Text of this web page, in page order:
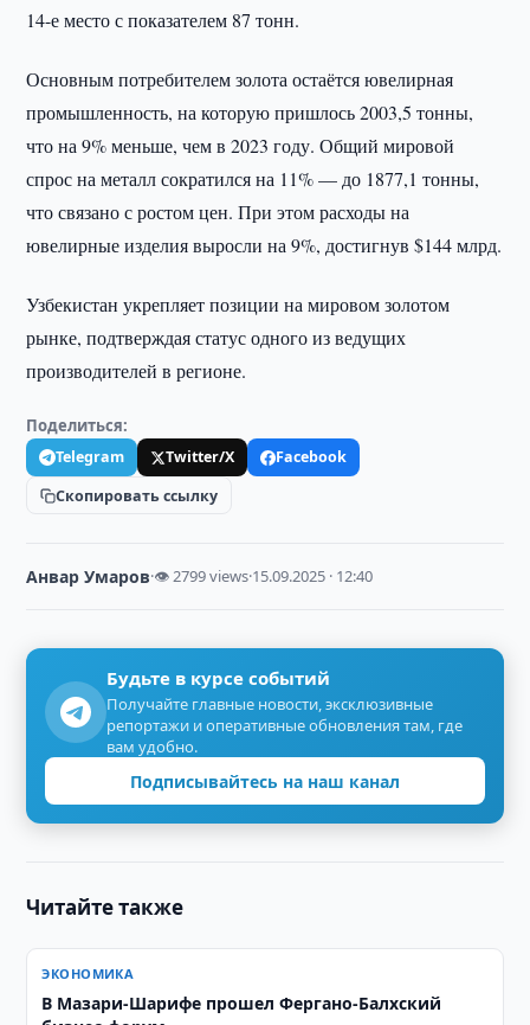
14-е место с показателем 87 тонн.
Основным потребителем золота остаётся ювелирная
промышленность, на которую пришлось 2003,5 тонны,
что на 9% меньше, чем в 2023 году. Общий мировой
спрос на металл сократился на 11% — до 1877,1 тонны,
что связано с ростом цен. При этом расходы на
ювелирные изделия выросли на 9%, достигнув $144 млрд.
Узбекистан укрепляет позиции на мировом золотом
рынке, подтверждая статус одного из ведущих
производителей в регионе.
Поделиться:
Telegram Twitter/X
Facebook
Скопировать ссылку
Анвар Умаров·👁 2799 views·15.09.2025 · 12:40
Будьте в курсе событий
Получайте главные новости, эксклюзивные
репортажи и оперативные обновления там, где
вам удобно.
Подписывайтесь на наш канал
Читайте также
ЭКОНОМИКА
В Мазари-Шарифе прошел Фергано-Балхский